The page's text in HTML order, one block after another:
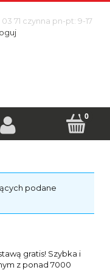
71 czynna pn-pt: 9-17
podane
gratis! Szybka i
z ponad 7000